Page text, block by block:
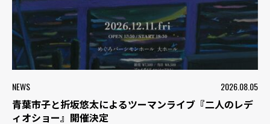
NEWS 2026.08.05
青葉市子と折坂悠太によるツーマンライブ『二人のレデ
ィオショー』開催決定